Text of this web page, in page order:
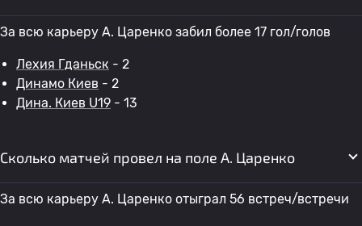
За всю карьеру A. Царенко забил более 17 гол/голов
Лехия Гданьск - 2
Динамо Киев - 2
Дина. Киев U19 - 13
Сколько матчей провел на поле A. Царенко
За всю карьеру A. Царенко отыграл 56 встреч/встречи